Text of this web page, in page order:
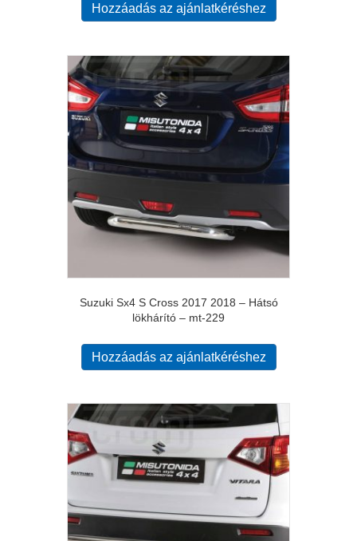
Hozzáadás az ajánlatkéréshez
Suzuki Sx4 S Cross 2017 2018 – Hátsó
lökhárító – mt-229
Hozzáadás az ajánlatkéréshez